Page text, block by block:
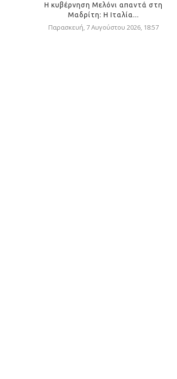
Η κυβέρνηση Μελόνι απαντά στη
Μαδρίτη: Η Ιταλία...
Παρασκευή, 7 Αυγούστου 2026, 18:57